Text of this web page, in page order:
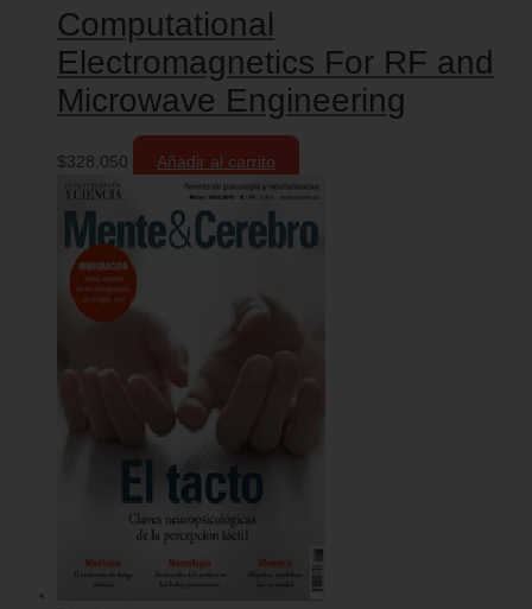
Computational
Electromagnetics For RF and
Microwave Engineering
$328.050 Añadir al carrito